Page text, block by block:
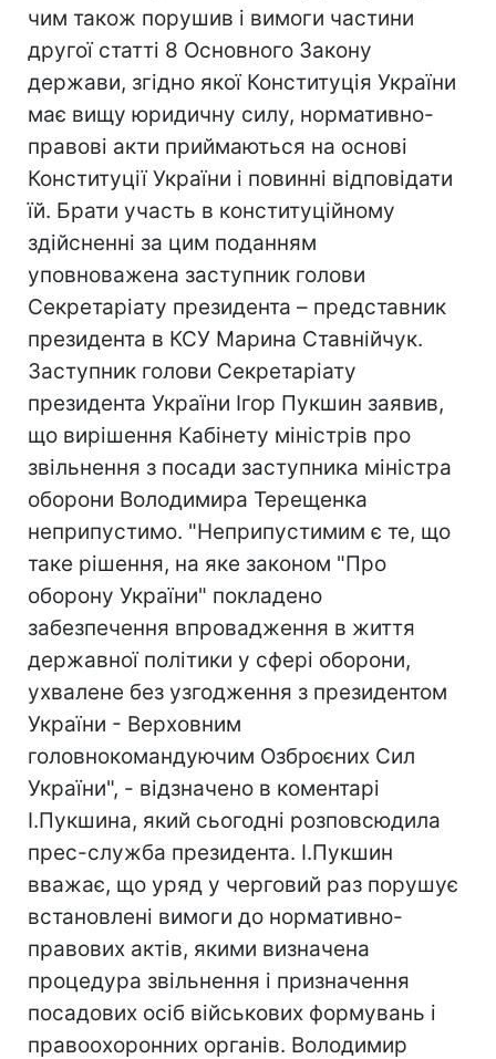
чим також порушив і вимоги частини
другої статті 8 Основного Закону
держави, згідно якої Конституція України
має вищу юридичну силу, нормативно-
правові акти приймаються на основі
Конституції України і повинні відповідати
їй. Брати участь в конституційному
здійсненні за цим поданням
уповноважена заступник голови
Секретаріату президента – представник
президента в КСУ Марина Ставнійчук.
Заступник голови Секретаріату
президента України Ігор Пукшин заявив,
що вирішення Кабінету міністрів про
звільнення з посади заступника міністра
оборони Володимира Терещенка
неприпустимо. "Неприпустимим є те, що
таке рішення, на яке законом "Про
оборону України" покладено
забезпечення впровадження в життя
державної політики у сфері оборони,
ухвалене без узгодження з президентом
України - Верховним
головнокомандуючим Озброєних Сил
України", - відзначено в коментарі
І.Пукшина, який сьогодні розповсюдила
прес-служба президента. І.Пукшин
вважає, що уряд у черговий раз порушує
встановлені вимоги до нормативно-
правових актів, якими визначена
процедура звільнення і призначення
посадових осіб військових формувань і
правоохоронних органів. Володимир